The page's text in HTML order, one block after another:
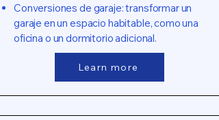
Conversiones de garaje: transformar un
garaje en un espacio habitable, como una
oficina o un dormitorio adicional.
Learn more